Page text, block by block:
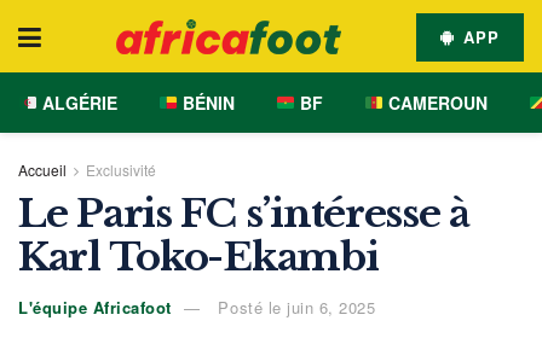
APP
ALGÉRIE BÉNIN BF CAMEROUN
Accueil Exclusivité
Le Paris FC s’intéresse à
Karl Toko-Ekambi
L'équipe Africafoot Posté le juin 6, 2025